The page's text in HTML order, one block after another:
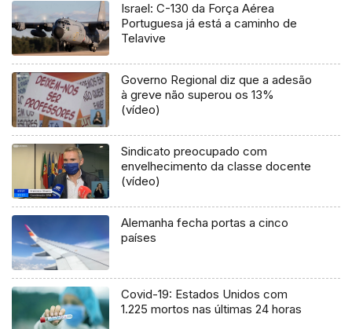
Israel: C-130 da Força Aérea
Portuguesa já está a caminho de
Telavive
Governo Regional diz que a adesão
à greve não superou os 13%
(vídeo)
Sindicato preocupado com
envelhecimento da classe docente
(vídeo)
Alemanha fecha portas a cinco
países
Covid-19: Estados Unidos com
1.225 mortos nas últimas 24 horas